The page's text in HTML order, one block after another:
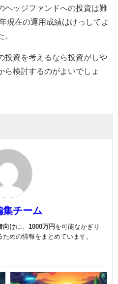
ヘッジファンドへの投資は難
現在の運用成績はけっしてよ
。
投資を考えるなら投資がしや
ら検討するのがよいでしょ
集チーム
向けに、 1000万円 を可能なかぎり
ための情報をまとめています。